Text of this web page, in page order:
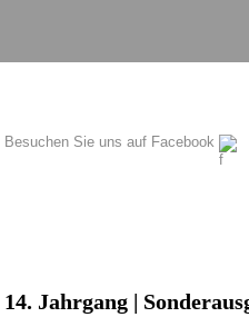
Besuchen Sie uns auf Facebook
14. Jahrgang |